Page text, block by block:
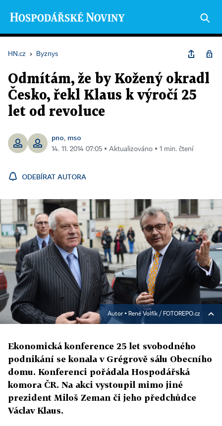
HN.cz › Byznys
Odmítám, že by Kožený okradl
Česko, řekl Klaus k výročí 25
let od revoluce
pno, mso
14. 11. 2014 07:05 ▪ Aktualizováno ▪ 1 min. čtení
ODEBÍRAT AUTORA
Autor ▪ René Volfík / FOTOREPO.cz
Ekonomická konference 25 let svobodného
podnikání se konala v Grégrově sálu Obecního
domu. Konferenci pořádala Hospodářská
komora ČR. Na akci vystoupil mimo jiné
prezident Miloš Zeman či jeho předchůdce
Václav Klaus.